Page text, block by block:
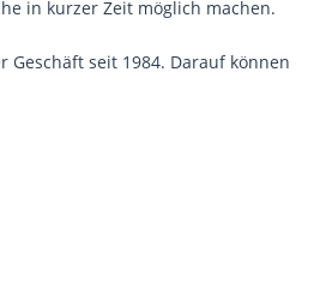
in kurzer Zeit möglich machen.
Geschäft seit 1984. Darauf können